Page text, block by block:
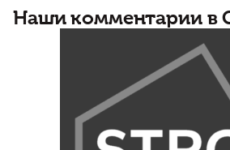
Наши комментарии в